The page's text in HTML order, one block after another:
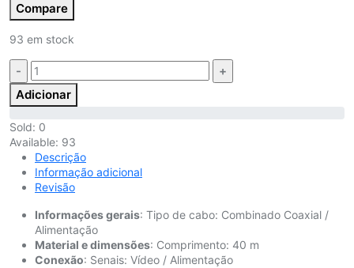
Compare
93 em stock
Quantidade:
Adicionar
Sold: 0
Available: 93
Descrição
Informação adicional
Revisão
Informações gerais: Tipo de cabo: Combinado Coaxial /
Alimentação
Material e dimensões: Comprimento: 40 m
Conexão: Senais: Vídeo / Alimentação